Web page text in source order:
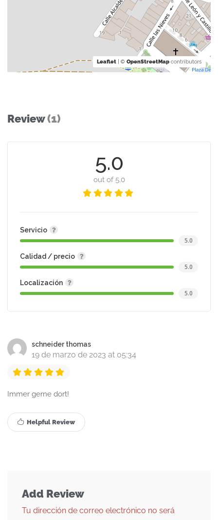
Leaflet | © OpenStreetMap contributors
Review(1)
5.0
out of 5.0
Servicio
5.0
Calidad / precio
5.0
Localización
5.0
schneider thomas
19 de marzo de 2023 at 05:34
Immer gerne dort!
Helpful Review
Add Review
Tu dirección de correo electrónico no será